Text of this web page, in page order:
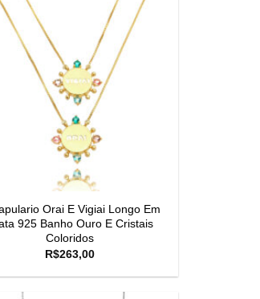
Orai E Vigiai Longo Em
925 Banho Ouro E Cristais
Coloridos
R$263,00